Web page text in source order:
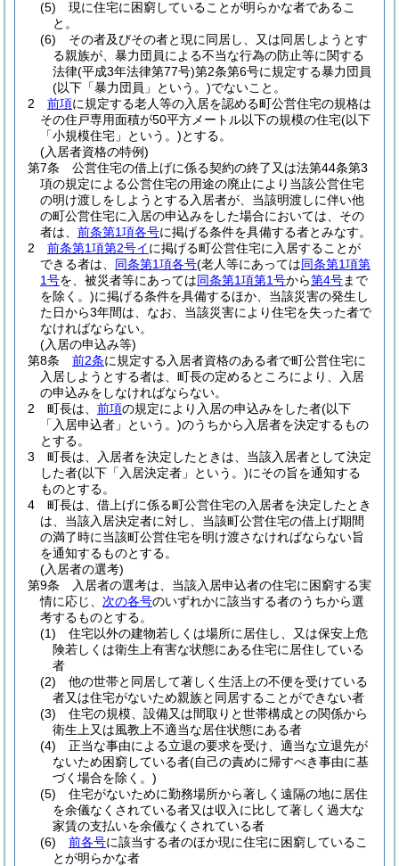
(5)
現に住宅に困窮していることが明らかな者であるこ
と。
(6)
その者及びその者と現に同居し、又は同居しようとす
る親族が、暴力団員による不当な行為の防止等に関する
法律(平成3年法律第77号)第2条第6号に規定する暴力団員
(以下「暴力団員」という。)でないこと。
2
前項に規定する老人等の入居を認める町公営住宅の規格は
その住戸専用面積が50平方メートル以下の規模の住宅(以下
「小規模住宅」という。)とする。
(入居者資格の特例)
第7条
公営住宅の借上げに係る契約の終了又は法第44条第3
項の規定による公営住宅の用途の廃止により当該公営住宅
の明け渡しをしようとする入居者が、当該明渡しに伴い他
の町公営住宅に入居の申込みをした場合においては、その
者は、 前条第1項各号に掲げる条件を具備する者とみなす。
2
前条第1項第2号イに掲げる町公営住宅に入居することが
できる者は、 同条第1項各号(老人等にあっては同条第1項第
1号を、被災者等にあっては同条第1項第1号から第4号まで
を除く。)に掲げる条件を具備するほか、当該災害の発生し
た日から3年間は、なお、当該災害により住宅を失った者で
なければならない。
(入居の申込み等)
第8条
前2条に規定する入居者資格のある者で町公営住宅に
入居しようとする者は、町長の定めるところにより、入居
の申込みをしなければならない。
2
町長は、 前項の規定により入居の申込みをした者(以下
「入居申込者」という。)のうちから入居者を決定するもの
とする。
3
町長は、入居者を決定したときは、当該入居者として決定
した者(以下「入居決定者」という。)にその旨を通知する
ものとする。
4
町長は、借上げに係る町公営住宅の入居者を決定したとき
は、当該入居決定者に対し、当該町公営住宅の借上げ期間
の満了時に当該町公営住宅を明け渡さなければならない旨
を通知するものとする。
(入居者の選考)
第9条
入居者の選考は、当該入居申込者の住宅に困窮する実
情に応じ、 次の各号のいずれかに該当する者のうちから選
考するものとする。
(1)
住宅以外の建物若しくは場所に居住し、又は保安上危
険若しくは衛生上有害な状態にある住宅に居住している
者
(2)
他の世帯と同居して著しく生活上の不便を受けている
者又は住宅がないため親族と同居することができない者
(3)
住宅の規模、設備又は間取りと世帯構成との関係から
衛生上又は風教上不適当な居住状態にある者
(4)
正当な事由による立退の要求を受け、適当な立退先が
ないため困窮している者(自己の責めに帰すべき事由に基
づく場合を除く。)
(5)
住宅がないために勤務場所から著しく遠隔の地に居住
を余儀なくされている者又は収入に比して著しく過大な
家賃の支払いを余儀なくされている者
(6)
前各号に該当する者のほか現に住宅に困窮しているこ
とが明らかな者